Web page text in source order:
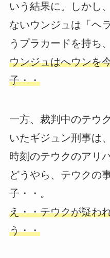
いう結果に。しかし
ないウンジュは「ヘ
うプラカードを持ち
ウンジュはへウンを
子・・
一方、裁判中のテウ
いたギジュン刑事は
時刻のテウクのアリ
どうやら、テウクの
子・・。
え・・テウクが疑わ
う・・